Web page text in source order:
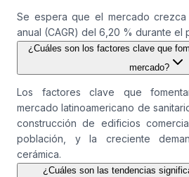
Se espera que el mercado crezca
anual (CAGR) del 6,20 % durante el
¿Cuáles son los factores clave que
mercado?
Los factores clave que
mercado latinoamericano de
construcción de edificios
población, y la creciente
cerámica.
¿Cuáles son las tendencias